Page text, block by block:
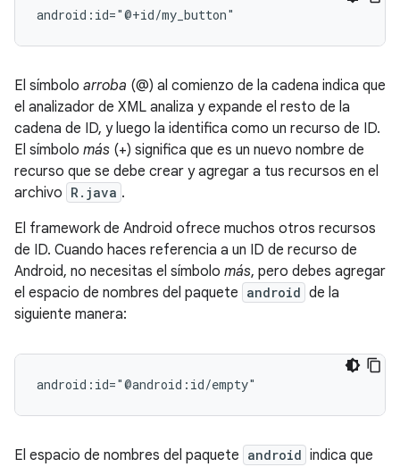
android:id="@+id/my_button"
El símbolo arroba (@) al comienzo de la cadena indica que
el analizador de XML analiza y expande el resto de la
cadena de ID, y luego la identifica como un recurso de ID.
El símbolo más (+) significa que es un nuevo nombre de
recurso que se debe crear y agregar a tus recursos en el
archivo R.java .
El framework de Android ofrece muchos otros recursos
de ID. Cuando haces referencia a un ID de recurso de
Android, no necesitas el símbolo más, pero debes agregar
el espacio de nombres del paquete android de la
siguiente manera:
android:id="@android:id/empty"
El espacio de nombres del paquete android indica que